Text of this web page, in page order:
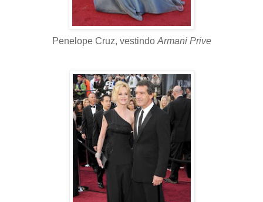
Penelope Cruz, vestindo Armani Prive